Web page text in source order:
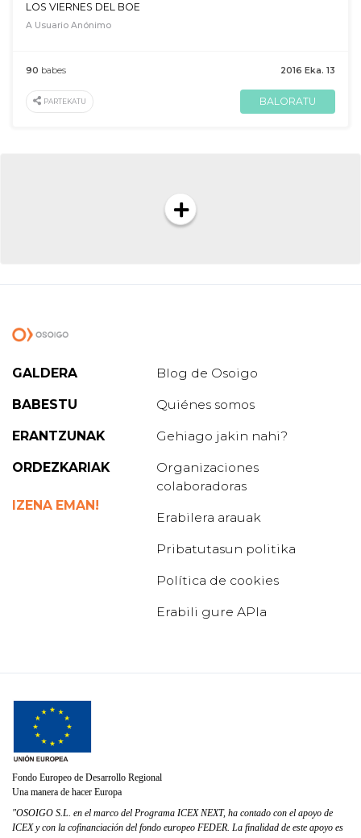
LOS VIERNES DEL BOE
A Usuario Anónimo
2016 Eka. 13
90 babes
PARTEKATU BALORATU
GALDERA
BABESTU
ERANTZUNAK
ORDEZKARIAK
IZENA EMAN!
Blog de Osoigo
Quiénes somos
Gehiago jakin nahi?
Organizaciones
colaboradoras
Erabilera arauak
Pribatutasun politika
Política de cookies
Erabili gure APIa
Fondo Europeo de Desarrollo Regional
Una manera de hacer Europa
"OSOIGO S.L. en el marco del Programa ICEX NEXT, ha contado con el apoyo de
ICEX y con la cofinanciación del fondo europeo FEDER. La finalidad de este apoyo es